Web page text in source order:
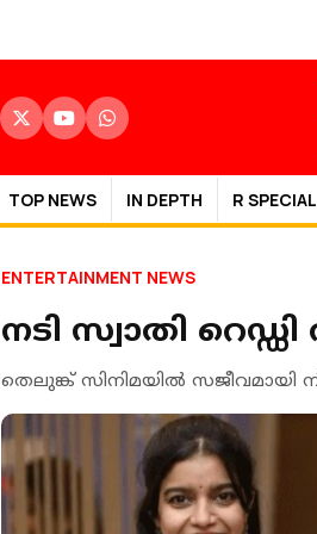
TOP NEWS IN DEPTH R SPECIAL
ENTERTAINMENT NEWS
നടി സ്വാതി
തെലുങ്ക് സിനിമയിൽ സജീവമായി